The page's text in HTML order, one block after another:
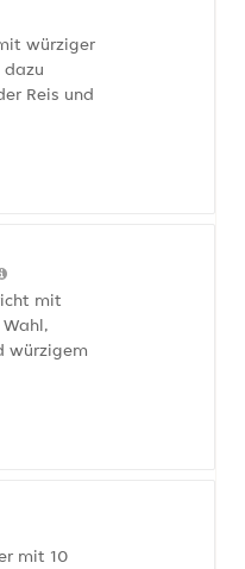
würziger
Reis und
mit
würzigem
mit 10